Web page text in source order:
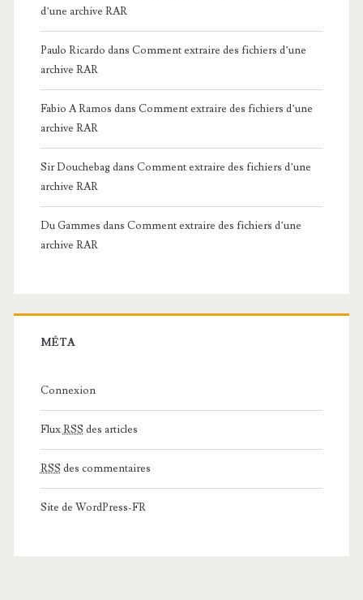
d’une archive RAR
Paulo Ricardo dans Comment extraire des fichiers d’une
archive RAR
Fabio A Ramos dans Comment extraire des fichiers d’une
archive RAR
Sir Douchebagdans Comment extraire des fichiers d’une
archive RAR
Du Gammes dans Comment extraire des fichiers d’une
archive RAR
MÉTA
Connexion
FluxRSS des articles
RSS des commentaires
Site de WordPress-FR